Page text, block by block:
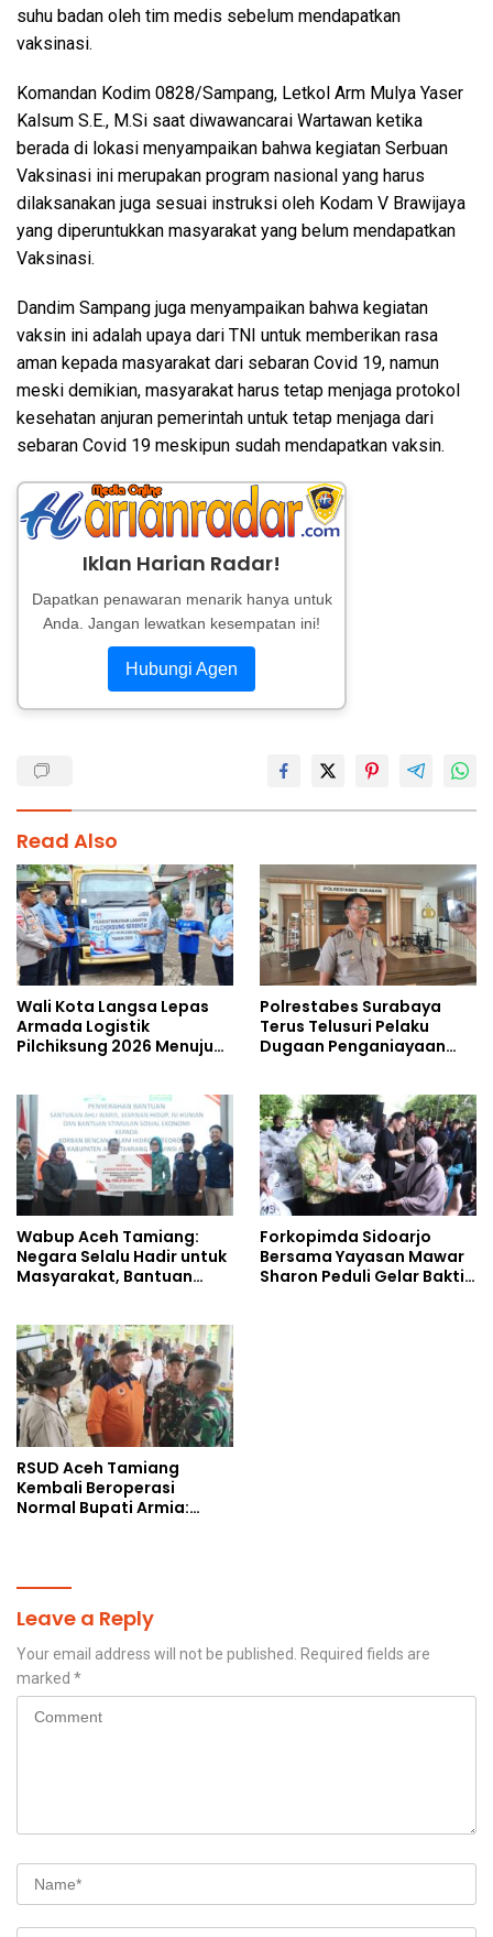
suhu badan oleh tim medis sebelum mendapatkan
vaksinasi.
Komandan Kodim 0828/Sampang, Letkol Arm Mulya Yaser
Kalsum S.E., M.Si saat diwawancarai Wartawan ketika
berada di lokasi menyampaikan bahwa kegiatan Serbuan
Vaksinasi ini merupakan program nasional yang harus
dilaksanakan juga sesuai instruksi oleh Kodam V Brawijaya
yang diperuntukkan masyarakat yang belum mendapatkan
Vaksinasi.
Dandim Sampang juga menyampaikan bahwa kegiatan
vaksin ini adalah upaya dari TNI untuk memberikan rasa
aman kepada masyarakat dari sebaran Covid 19, namun
meski demikian, masyarakat harus tetap menjaga protokol
kesehatan anjuran pemerintah untuk tetap menjaga dari
sebaran Covid 19 meskipun sudah mendapatkan vaksin.
Iklan Harian Radar!
Dapatkan penawaran menarik hanya untuk
Anda. Jangan lewatkan kesempatan ini!
Hubungi Agen
Read Also
Wali Kota Langsa Lepas
Armada Logistik
Pilchiksung 2026 Menuju
Polrestabes Surabaya
Terus Telusuri Pelaku
Dugaan Penganiayaan
Wabup Aceh Tamiang:
Negara Selalu Hadir untuk
Masyarakat, Bantuan
Forkopimda Sidoarjo
Bersama Yayasan Mawar
Sharon Peduli Gelar Bakti
RSUD Aceh Tamiang
Kembali Beroperasi
Normal Bupati Armia:
Leave a Reply
Your email address will not be published.
Required fields are
marked *